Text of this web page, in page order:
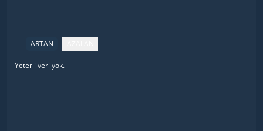
ARTAN
İsimFiyatDeğişim
Yeterli veri yok.